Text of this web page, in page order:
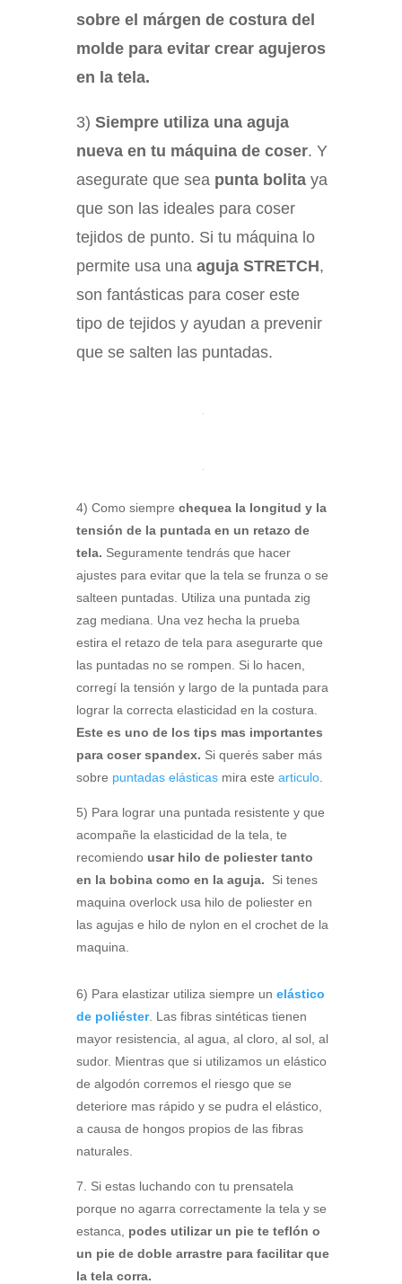
sobre el márgen de costura del
molde para evitar crear agujeros
en la tela.
3) Siempre utiliza una aguja
nueva en tu máquina de coser. Y
asegurate que sea punta bolita ya
que son las ideales para coser
tejidos de punto. Si tu máquina lo
permite usa unaaguja STRETCH,
son fantásticas para coser este
tipo de tejidos y ayudan a prevenir
que se salten las puntadas.
4) Como siemprechequea la longitud y la
tensión de la puntada en un retazo de
tela. Seguramente tendrás que hacer
ajustes para evitar que la tela se frunza o se
salteen puntadas. Utiliza una puntada zig
zag mediana. Una vez hecha la prueba
estira el retazo de tela para asegurarte que
las puntadas no se rompen. Si lo hacen,
corregí la tensión y largo de la puntada para
lograr la correcta elasticidad en la costura.
Este es uno de los tips mas importantes
para coser spandex. Si querés saber más
sobre puntadas elásticas mira estearticulo
5) Para lograr una puntada resistente y que
acompañe la elasticidad de la tela, te
recomiendo usar hilo de poliester tanto
en la bobina como en la aguja. Si tenes
maquina overlock usa hilo de poliester en
las agujas e hilo de nylon en el crochet de la
maquina.
6) Para elastizar utiliza siempre unelástico
de poliéster. Las fibras sintéticas tienen
mayor resistencia, al agua, al cloro, al sol, al
sudor. Mientras que si utilizamos un elástico
de algodón corremos el riesgo que se
deteriore mas rápido y se pudra el elástico,
a causa de hongos propios de las fibras
naturales.
7. Si estas luchando con tu prensatela
porque no agarra correctamente la tela y se
estanca, podes utilizar un pie te teflón o
un pie de doble arrastre para facilitar que
la tela corra.